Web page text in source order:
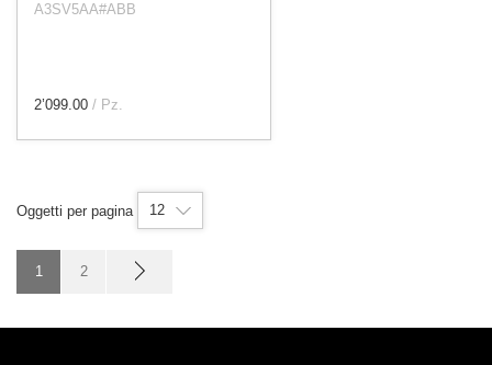
A3SV5AA#ABB
2’099.00 / Pz.
Oggetti per pagina 12
1 2